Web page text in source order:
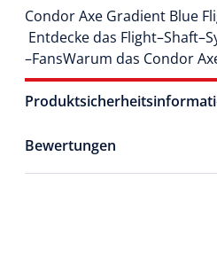
Condor Axe Gradient Blue
Entdecke das
–FansWarum das Condor
Bewertungen